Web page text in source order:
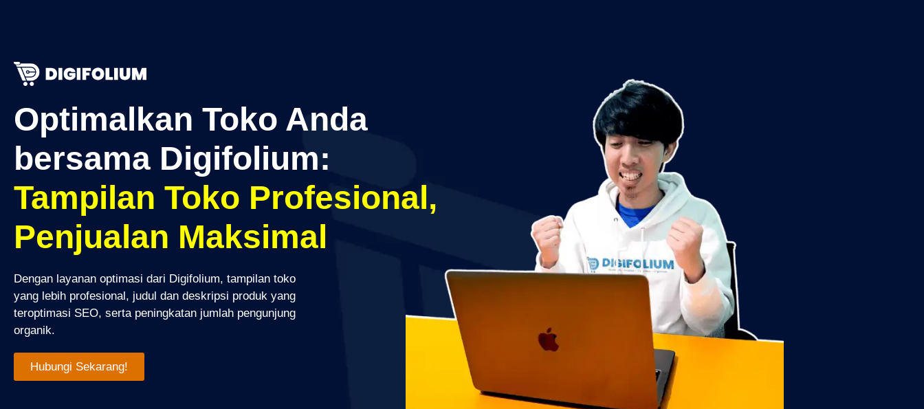
Optimalkan Toko Anda
bersama Digifolium:
Tampilan Toko Profesional,
Penjualan Maksimal
Dengan layanan optimasi dari Digifolium, tampilan toko
yang lebih profesional, judul dan deskripsi produk yang
teroptimasi SEO, serta peningkatan jumlah pengunjung
organik.
Hubungi Sekarang!